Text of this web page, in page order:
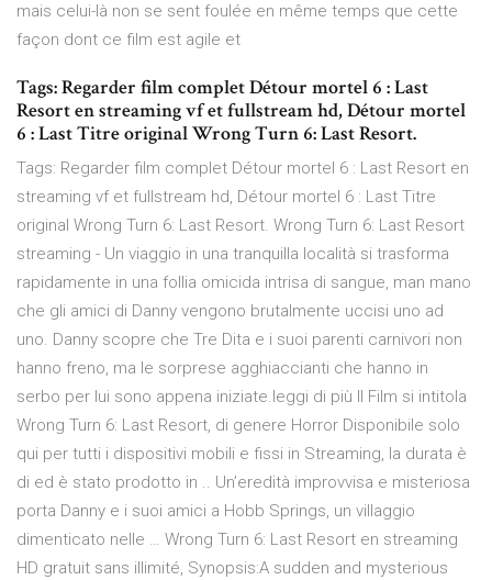
mais celui-là non se sent foulée en même temps que cette
façon dont ce film est agile et
Tags: Regarder film complet Détour mortel 6 : Last
Resort en streaming vf et fullstream hd, Détour mortel
6 : Last Titre original Wrong Turn 6: Last Resort.
Tags: Regarder film complet Détour mortel 6 : Last Resort en
streaming vf et fullstream hd, Détour mortel 6 : Last Titre
original Wrong Turn 6: Last Resort. Wrong Turn 6: Last Resort
streaming - Un viaggio in una tranquilla località si trasforma
rapidamente in una follia omicida intrisa di sangue, man mano
che gli amici di Danny vengono brutalmente uccisi uno ad
uno. Danny scopre che Tre Dita e i suoi parenti carnivori non
hanno freno, ma le sorprese agghiaccianti che hanno in
serbo per lui sono appena iniziate.leggi di più Il Film si intitola
Wrong Turn 6: Last Resort, di genere Horror Disponibile solo
qui per tutti i dispositivi mobili e fissi in Streaming, la durata è
di ed è stato prodotto in .. Un’eredità improvvisa e misteriosa
porta Danny e i suoi amici a Hobb Springs, un villaggio
dimenticato nelle … Wrong Turn 6: Last Resort en streaming
HD gratuit sans illimité, Synopsis:A sudden and mysterious